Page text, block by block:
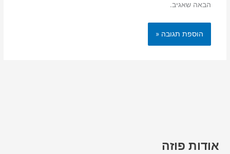
הבאה שאגיב.
אודות פוזה